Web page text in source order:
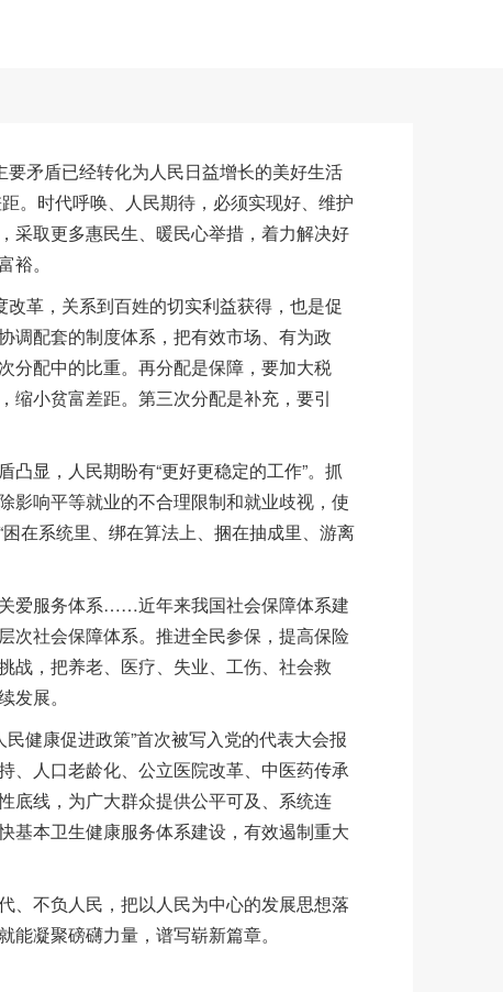
矛盾已经转化为人民日益增长的美好生活
。时代呼唤、人民期待，必须实现好、维护
采取更多惠民生、暖民心举措，着力解决好
。
革，关系到百姓的切实利益获得，也是促
调配套的制度体系，把有效市场、有为政
分配中的比重。再分配是保障，要加大税
缩小贫富差距。第三次分配是补充，要引
显，人民期盼有“更好更稳定的工作”。抓
影响平等就业的不合理限制和就业歧视，使
在系统里、绑在算法上、捆在抽成里、游离
爱服务体系……近年来我国社会保障体系建
次社会保障体系。推进全民参保，提高保险
战，把养老、医疗、失业、工伤、社会救
展。
健康促进政策”首次被写入党的代表大会报
、人口老龄化、公立医院改革、中医药传承
底线，为广大群众提供公平可及、系统连
基本卫生健康服务体系建设，有效遏制重大
不负人民，把以人民为中心的发展思想落
凝聚磅礴力量，谱写崭新篇章。